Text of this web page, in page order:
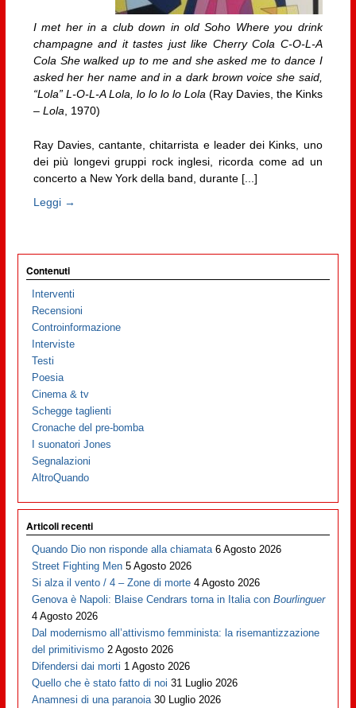
I met her in a club down in old Soho Where you drink
champagne and it tastes just like Cherry Cola C-O-L-A
Cola She walked up to me and she asked me to dance I
asked her her name and in a dark brown voice she said,
“Lola” L-O-L-A Lola, lo lo lo lo Lola (Ray Davies, the Kinks
– Lola , 1970)
Ray Davies, cantante, chitarrista e leader dei Kinks, uno
dei più longevi gruppi rock inglesi, ricorda come ad un
concerto a New York della band, durante [...]
Leggi →
Contenuti
Interventi
Recensioni
Controinformazione
Interviste
Testi
Poesia
Cinema & tv
Schegge taglienti
Cronache del pre-bomba
I suonatori Jones
Segnalazioni
AltroQuando
Articoli recenti
Quando Dio non risponde alla chiamata 6 Agosto 2026
Street Fighting Men 5 Agosto 2026
Si alza il vento / 4 – Zone di morte 4 Agosto 2026
Genova è Napoli: Blaise Cendrars torna in Italia conBourlinguer
4 Agosto 2026
Dal modernismo all’attivismo femminista: la risemantizzazione
del primitivismo 2 Agosto 2026
Difendersi dai morti 1 Agosto 2026
Quello che è stato fatto di noi 31 Luglio 2026
Anamnesi di una paranoia 30 Luglio 2026